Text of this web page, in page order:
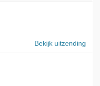
Bekijk uitzending